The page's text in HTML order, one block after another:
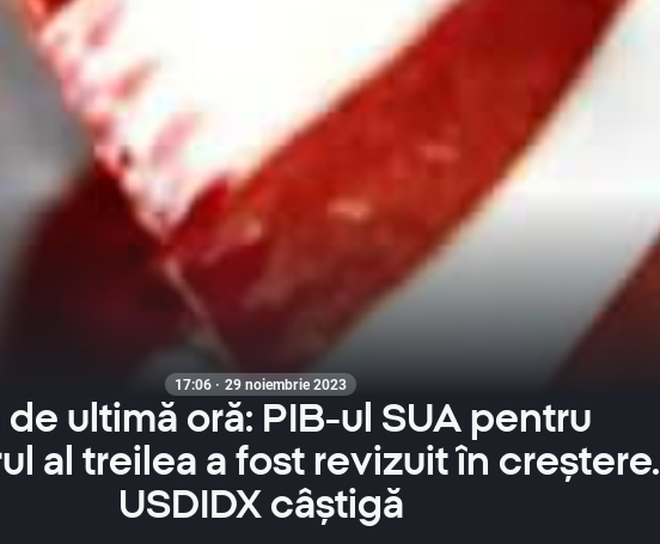
17:06 · 29 noiembrie 2023
de ultimă oră: PIB-ul SUA pentru
al treilea a fost revizuit în creștere.
USDIDX câștigă